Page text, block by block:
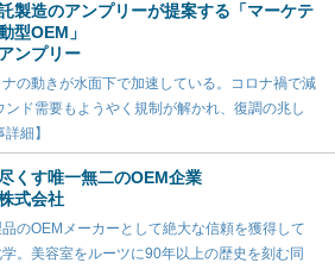
製造のアンプリーが提案する「マーケテ
型OEM」
ンプリー
の動きが水面下で加速している。コロナ禍で減
ド需要もようやく規制が解かれ、復調の兆し
細】
くす唯一無二のOEM企業
式会社
のOEMメーカーとして絶大な信頼を獲得して
。美容室をルーツに90年以上の歴史を刻む同